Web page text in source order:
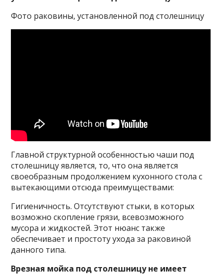
Фото раковины, установленной под столешницу
Главной структурной особенностью чаши под
столешницу является, то, что она является
своеобразным продолжением кухонного стола с
вытекающими отсюда преимуществами:
Гигиеничность. Отсутствуют стыки, в которых
возможно скопление грязи, всевозможного
мусора и жидкостей. Этот нюанс также
обеспечивает и простоту ухода за раковиной
данного типа.
Врезная мойка под столешницу не имеет